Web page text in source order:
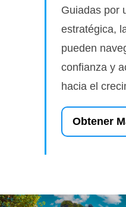
Guiadas por
estratégica,
pueden
confianza y
hacia el
Obtener